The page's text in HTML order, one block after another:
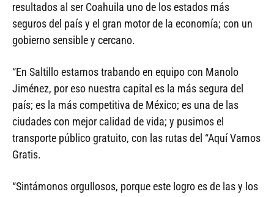
resultados al ser Coahuila uno de los estados más
seguros del país y el gran motor de la economía; con un
gobierno sensible y cercano.
“En Saltillo estamos trabando en equipo con Manolo
Jiménez, por eso nuestra capital es la más segura del
país; es la más competitiva de México; es una de las
ciudades con mejor calidad de vida; y pusimos el
transporte público gratuito, con las rutas del “Aquí Vamos
Gratis.
“Sintámonos orgullosos, porque este logro es de las y los